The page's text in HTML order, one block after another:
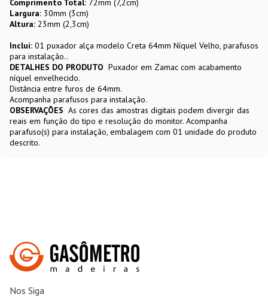
Comprimento Total: 72mm (7,2cm)
Largura: 30mm (3cm)
Altura: 23mm (2,3cm)
Inclui: 01 puxador alça modelo Creta 64mm Níquel Velho, parafusos
para instalação..
DETALHES DO PRODUTO Puxador em Zamac com acabamento
níquel envelhecido.
Distância entre furos de 64mm.
Acompanha parafusos para instalação.
OBSERVAÇÕES As cores das amostras digitais podem divergir das
reais em função do tipo e resolução do monitor. Acompanha
parafuso(s) para instalação, embalagem com 01 unidade do produto
descrito.
Nos Siga